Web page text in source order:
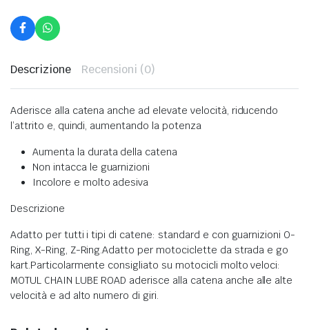
Descrizione Recensioni (0)
Aderisce alla catena anche ad elevate velocità, riducendo
l’attrito e, quindi, aumentando la potenza
Aumenta la durata della catena
Non intacca le guarnizioni
Incolore e molto adesiva
Descrizione
Adatto per tutti i tipi di catene: standard e con guarnizioni O-
Ring, X-Ring, Z-Ring.Adatto per motociclette da strada e go
kart.Particolarmente consigliato su motocicli molto veloci:
MOTUL CHAIN LUBE ROAD aderisce alla catena anche alle alte
velocità e ad alto numero di giri.